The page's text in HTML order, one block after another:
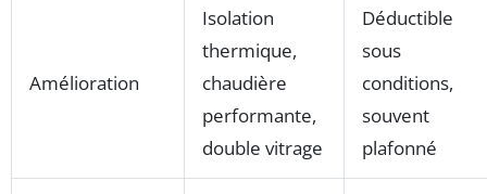
Amélioration
Isolation
thermique,
chaudière
performante,
double vitrage
Déductible
sous
conditions,
souvent
plafonné